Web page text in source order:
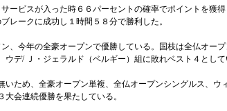
ービスが入った時６６パーセントの確率でポイントを獲得
レークに成功し１時間５８分で勝利した。
、今年の全豪オープンで優勝している。国枝は全仏オープ
デ/ Ｊ・ジェラルド（ベルギー）組に敗れベスト４として
いため、全豪オープン単複、全仏オープンシングルス、ウ
会連続優勝を果たしている。